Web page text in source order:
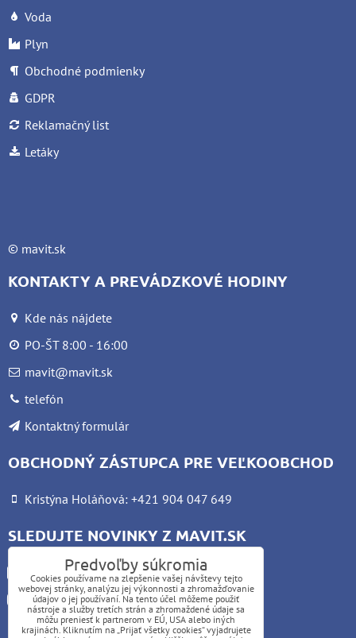
Voda
Plyn
Obchodné podmienky
GDPR
Reklamačný list
Letáky
© mavit.sk
KONTAKTY A PREVÁDZKOVÉ HODINY
Kde nás nájdete
PO-ŠT 8:00 - 16:00
mavit@mavit.sk
telefón
Kontaktný formulár
OBCHODNÝ ZÁSTUPCA PRE VEĽKOOBCHOD
Kristýna Holáňová: +421 904 047 649
SLEDUJTE NOVINKY Z MAVIT.SK
Facebook
Instagram
Predvoľby súkromia
Cookies používame na zlepšenie vašej návštevy tejto
webovej stránky, analýzu jej výkonnosti a zhromažďovanie
údajov o jej používaní. Na tento účel môžeme použiť
nástroje a služby tretích strán a zhromaždené údaje sa
môžu preniesť k partnerom v EÚ, USA alebo iných
krajinách. Kliknutím na „Prijať všetky cookies“ vyjadrujete